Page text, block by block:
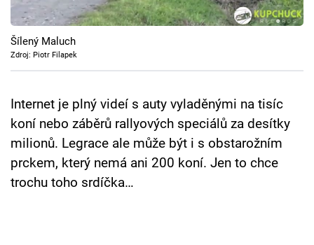
Cool Esport
Pořady
Sledujte prima+
Přihlášení
Šílený Maluch
Zdroj: Piotr Filapek
Internet je plný videí s auty vyladěnými na tisíc
koní nebo záběrů rallyových speciálů za desítky
milionů. Legrace ale může být i s obstarožním
prckem, který nemá ani 200 koní. Jen to chce
trochu toho srdíčka…